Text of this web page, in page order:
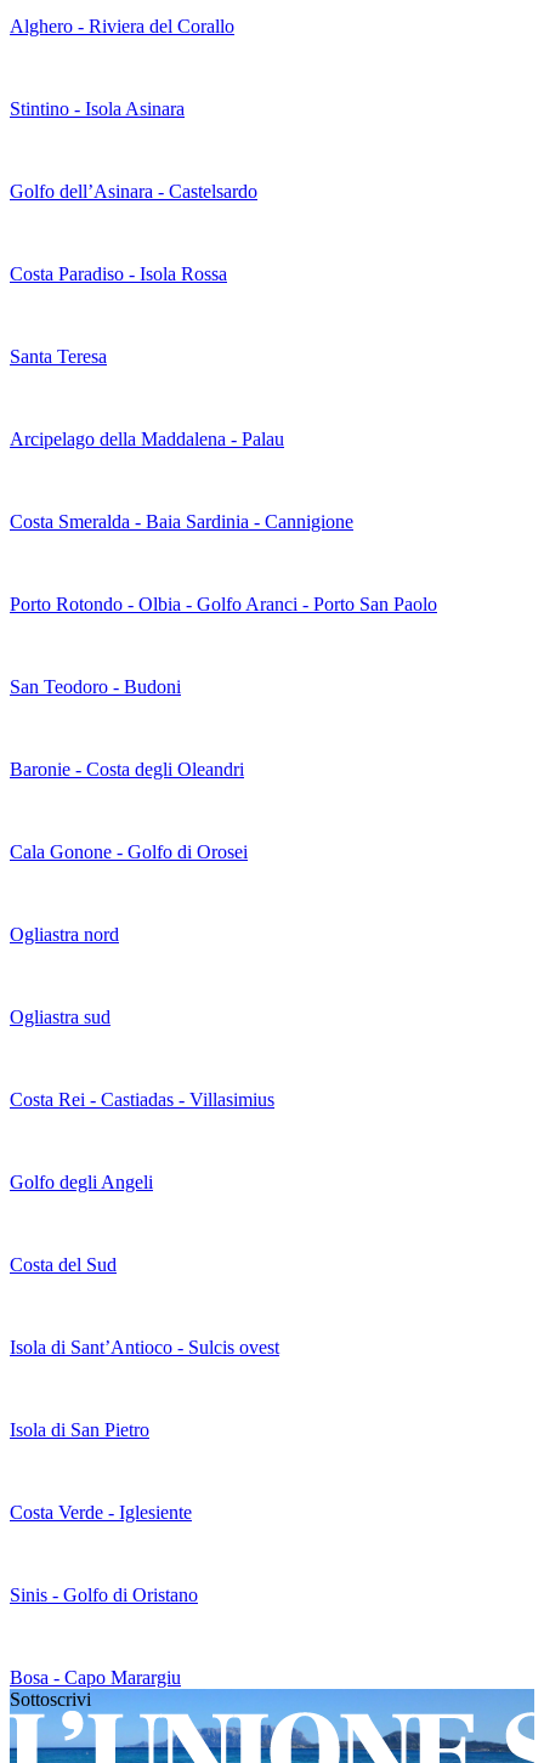
Alghero - Riviera del Corallo
Stintino - Isola Asinara
Golfo dell’Asinara - Castelsardo
Costa Paradiso - Isola Rossa
Santa Teresa
Arcipelago della Maddalena - Palau
Costa Smeralda - Baia Sardinia - Cannigione
Porto Rotondo - Olbia - Golfo Aranci - Porto San Paolo
San Teodoro - Budoni
Baronie - Costa degli Oleandri
Cala Gonone - Golfo di Orosei
Ogliastra nord
Ogliastra sud
Costa Rei - Castiadas - Villasimius
Golfo degli Angeli
Costa del Sud
Isola di Sant’Antioco - Sulcis ovest
Isola di San Pietro
Costa Verde - Iglesiente
Sinis - Golfo di Oristano
Bosa - Capo Marargiu
Sottoscrivi